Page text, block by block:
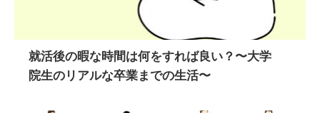
就活後の暇な時間は何をすれば良い？〜大学
院生のリアルな卒業までの生活〜